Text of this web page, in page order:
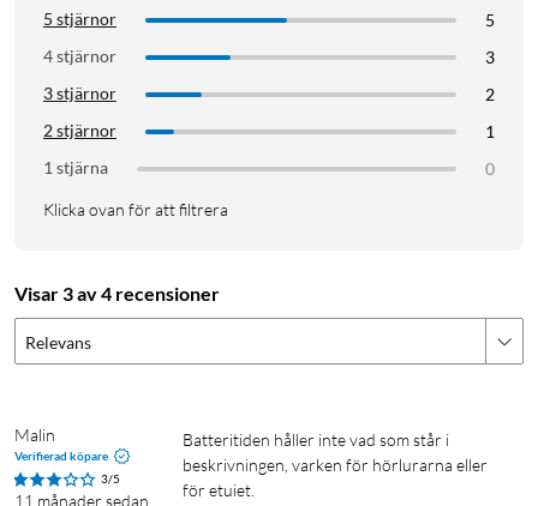
Bluetooth 5.3
storlekar
IP68
5 stjärnor
5
4 stjärnor
3
3 stjärnor
2
2 stjärnor
1
1 stjärna
0
Klicka ovan för att filtrera
Visar 3 av 4 recensioner
Relevans
Malin
Verifierad köpare
3/5
11 månader sedan
Batteritiden håller inte vad som står i
beskrivningen, varken för hörlurarna eller
för etuiet.